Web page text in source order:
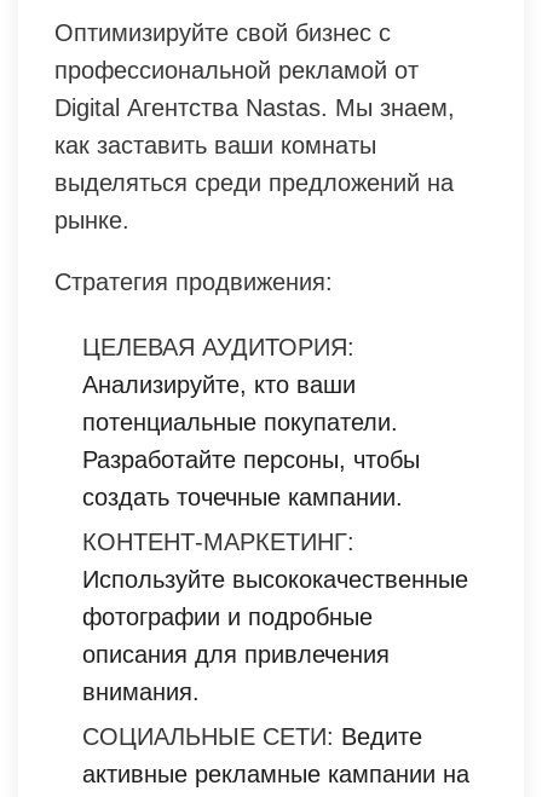
Оптимизируйте свой бизнес с
профессиональной рекламой от
Digital Агентства Nastas. Мы знаем,
как заставить ваши комнаты
выделяться среди предложений на
рынке.
Стратегия продвижения:
ЦЕЛЕВАЯ АУДИТОРИЯ:
Анализируйте, кто ваши
потенциальные покупатели.
Разработайте персоны, чтобы
создать точечные кампании.
КОНТЕНТ-МАРКЕТИНГ:
Используйте высококачественные
фотографии и подробные
описания для привлечения
внимания.
СОЦИАЛЬНЫЕ СЕТИ: Ведите
активные рекламные кампании на